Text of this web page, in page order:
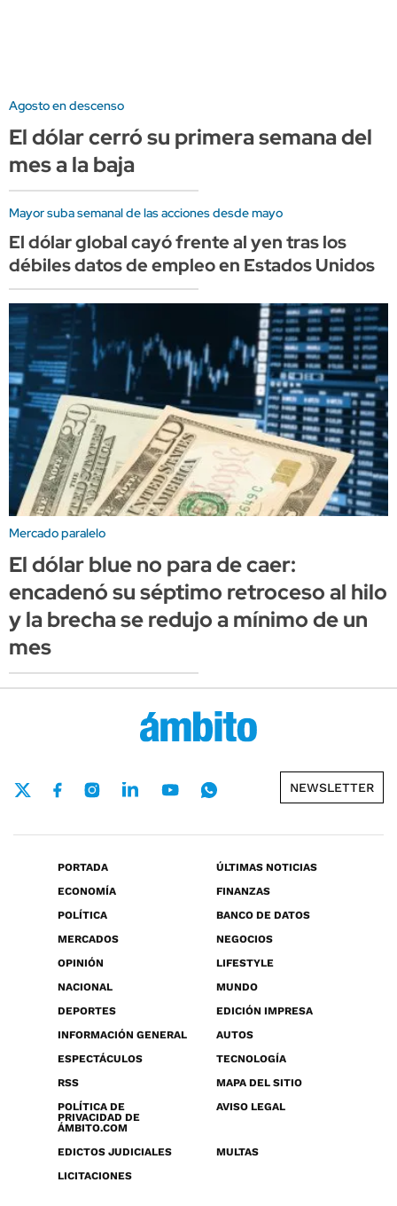
Agosto en descenso
El dólar cerró su primera semana del
mes a la baja
Mayor suba semanal de las acciones desde mayo
El dólar global cayó frente al yen tras los
débiles datos de empleo en Estados Unidos
Mercado paralelo
El dólar blue no para de caer:
encadenó su séptimo retroceso al hilo
y la brecha se redujo a mínimo de un
mes
NEWSLETTER
PORTADA
ÚLTIMAS NOTICIAS
ECONOMÍA
FINANZAS
POLÍTICA
BANCO DE DATOS
MERCADOS
NEGOCIOS
OPINIÓN
LIFESTYLE
NACIONAL
MUNDO
DEPORTES
EDICIÓN IMPRESA
INFORMACIÓN GENERAL
AUTOS
ESPECTÁCULOS
TECNOLOGÍA
RSS
MAPA DEL SITIO
POLÍTICA DE
PRIVACIDAD DE
ÁMBITO.COM
AVISO LEGAL
EDICTOS JUDICIALES
MULTAS
LICITACIONES